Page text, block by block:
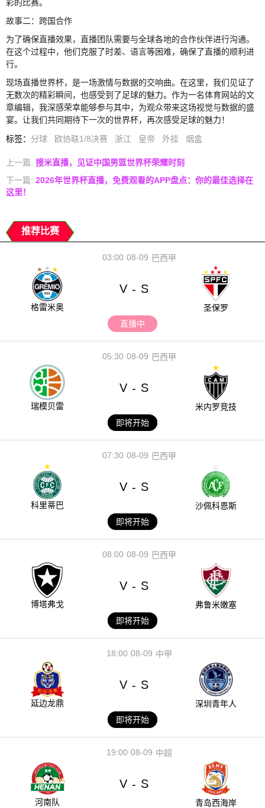
彩的比赛。
故事二：跨国合作
为了确保直播效果，直播团队需要与全球各地的合作伙伴进行沟通。
在这个过程中，他们克服了时差、语言等困难，确保了直播的顺利进
行。
现场直播世界杯，是一场激情与数据的交响曲。在这里，我们见证了
无数次的精彩瞬间，也感受到了足球的魅力。作为一名体育网站的文
章编辑，我深感荣幸能够参与其中，为观众带来这场视觉与数据的盛
宴。让我们共同期待下一次的世界杯，再次感受足球的魅力！
标签： 分球 欧协联1/8决赛 浙江 皇帝 外挂 烟盒
上一篇: 搜米直播，见证中国男篮世界杯荣耀时刻
下一篇: 2026年世界杯直播，免费观看的APP盘点：你的最佳选择在
这里！
推荐比赛
08-09
03:00 巴西甲
格雷米奥
V - S
圣保罗
直播中
08-09
05:30 巴西甲
瑞模贝雷
V - S
米内罗竞技
即将开始
08-09
07:30 巴西甲
科里蒂巴
V - S
沙佩科恩斯
即将开始
08-09
08:00 巴西甲
博塔弗戈
V - S
弗鲁米嫩塞
即将开始
08-09
18:00 中甲
延边龙鼎
V - S
深圳青年人
即将开始
08-09
19:00 中超
河南队
V - S
青岛西海岸